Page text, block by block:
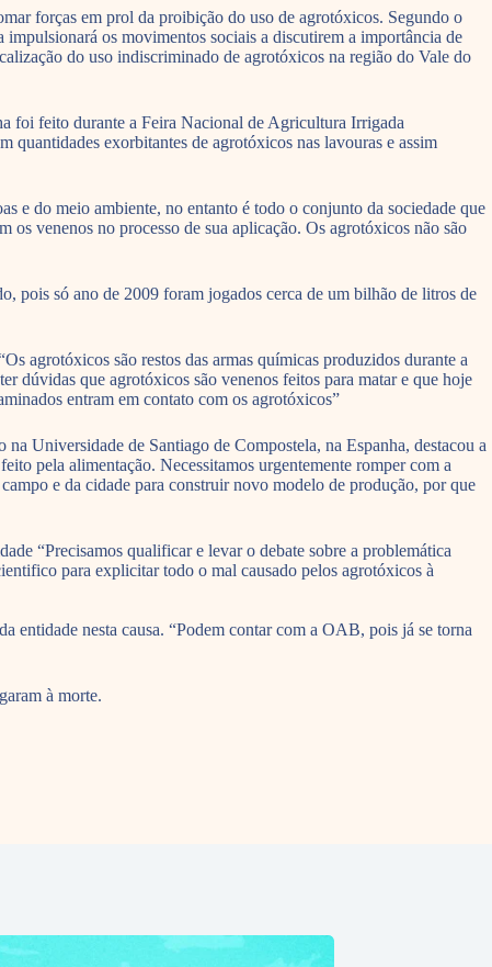
forças em prol da proibição do uso de agrotóxicos. Segundo o
os movimentos sociais a discutirem a importância de
do uso indiscriminado de agrotóxicos na região do Vale do
foi feito durante a Feira Nacional de Agricultura Irrigada
quantidades exorbitantes de agrotóxicos nas lavouras e assim
e do meio ambiente, no entanto é todo o conjunto da sociedade que
os venenos no processo de sua aplicação. Os agrotóxicos não são
pois só ano de 2009 foram jogados cerca de um bilhão de litros de
agrotóxicos são restos das armas químicas produzidos durante a
dúvidas que agrotóxicos são venenos feitos para matar e que hoje
entram em contato com os agrotóxicos”
Universidade de Santiago de Compostela, na Espanha, destacou a
pela alimentação. Necessitamos urgentemente romper com a
e da cidade para construir novo modelo de produção, por que
“Precisamos qualificar e levar o debate sobre a problemática
para explicitar todo o mal causado pelos agrotóxicos à
entidade nesta causa. “Podem contar com a OAB, pois já se torna
à morte.